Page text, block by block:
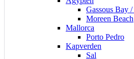
Gassous Bay
Moreen Beach
Mallorca
Porto Pedro
Kapverden
Sal